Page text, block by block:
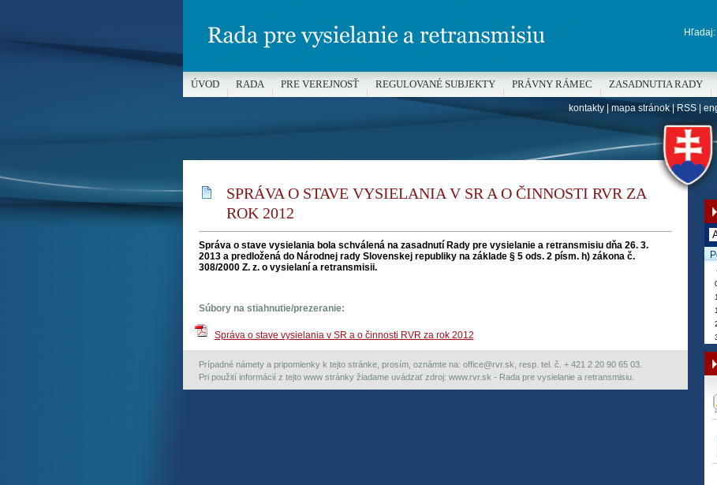
SPRÁVA O STAVE VYSIELANIA V SR A O ČINNOSTI RVR ZA
ROK 2012
Správa o stave vysielania bola schválená na zasadnutí Rady pre vysielanie a retransmisiu dňa 26. 3.
2013 a predložená do Národnej rady Slovenskej republiky na základe § 5 ods. 2 písm. h) zákona č.
308/2000 Z. z. o vysielaní a retransmisii.
Súbory na stiahnutie/prezeranie:
Správa o stave vysielania v SR a o činnosti RVR za rok 2012
Prípadné námety a pripomienky k tejto stránke, prosím, oznámte na: office@rvr.sk, resp. tel. č. + 421 2 20 90 65 03.
Pri použití informácií z tejto www stránky žiadame uvádzať zdroj: www.rvr.sk - Rada pre vysielanie a retransmisiu.
Hľadaj:
ÚVOD RADA PRE VEREJNOSŤ REGULOVANÉ SUBJEKTY PRÁVNY RÁMEC ZASADNUTIA RADY
kontakty| mapa stránok|RSS|